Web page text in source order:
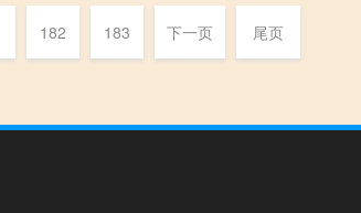
182 183 下一页 尾页